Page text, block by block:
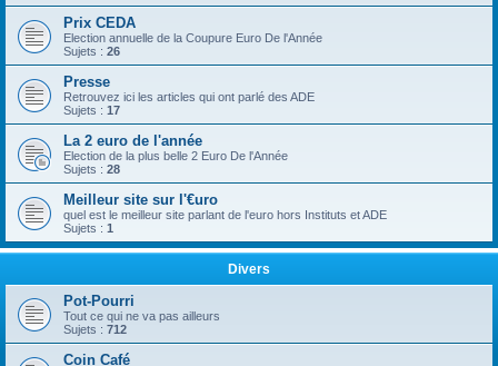
Prix CEDA
Election annuelle de la Coupure Euro De l'Année
Sujets : 26
Presse
Retrouvez ici les articles qui ont parlé des ADE
Sujets : 17
La 2 euro de l'année
Election de la plus belle 2 Euro De l'Année
Sujets : 28
Meilleur site sur l'€uro
quel est le meilleur site parlant de l'euro hors Instituts et ADE
Sujets : 1
Divers
Pot-Pourri
Tout ce qui ne va pas ailleurs
Sujets : 712
Coin Café